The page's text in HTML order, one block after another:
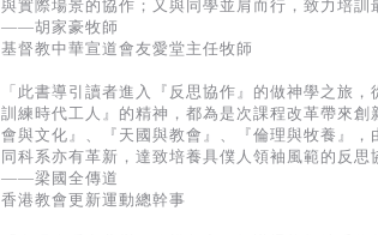
與實際場景的協作；又與同學並肩而行，致力培訓
——胡家豪牧師
基督教中華宣道會友愛堂主任牧師
「此書導引讀者進入『反思協作』的做神學之旅
訓練時代工人』的精神，都為是次課程改革帶來
會與文化』、『天國與教會』、『倫理與牧養』
同科系亦有革新，達致培養具僕人領袖風範的反思
——梁國全傳道
香港教會更新運動總幹事